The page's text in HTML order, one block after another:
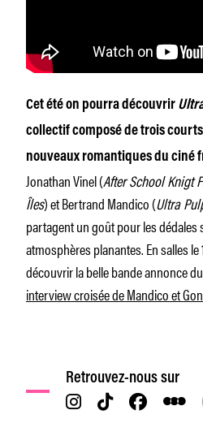
Cet été on pourra découvrir
collectif composé de trois
nouveaux romantiques du ciné
Jonathan Vinel (After School Knigt
Îles) et Bertrand Mandico (Ultra
partagent un goût pour les dédales
atmosphères planantes. En salles
découvrir la belle bande annonce
interview croisée de Mandico et
Retrouvez-nous sur